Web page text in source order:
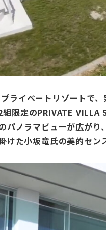
ライベートリゾートで
組限定のPRIVATE VILLA
パノラマビューが広が
た小坂竜氏の美的セン